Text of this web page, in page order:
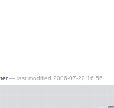
— last modified 2006-07-20 16:56